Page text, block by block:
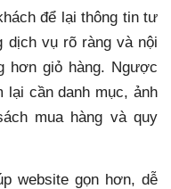
để lại thông tin tư
dịch vụ rõ ràng và nội
hơn giỏ hàng. Ngược
lại cần danh mục, ảnh
mua hàng và quy
website gọn hơn, dễ